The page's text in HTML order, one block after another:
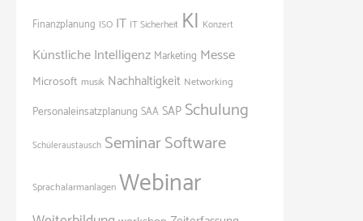
Finanzplanung ISO IT IT Sicherheit KI Konzert
Künstliche Intelligenz Marketing Messe
Microsoft musik Nachhaltigkeit Networking
Personaleinsatzplanung SAASAP Schulung
Schüleraustausch SeminarSoftware
Sprachalarmanlagen Webinar